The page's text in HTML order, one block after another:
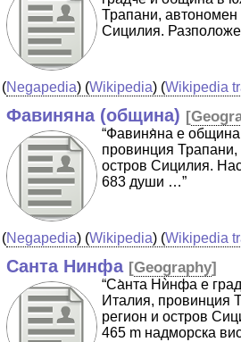
Трапани, автономен
Сицилия.
(Negapedia) (Wikipedia) (Wikipedia
Фавиняна (община) [
“Фавиня̀на е
провинция
остров Сицилия.
683 души …”
(Negapedia) (Wikipedia) (Wikipedia
Санта Нинфа [Geography]
“Са̀нта Нѝнфа е
Италия, провинция
регион и остров
465 m надморска